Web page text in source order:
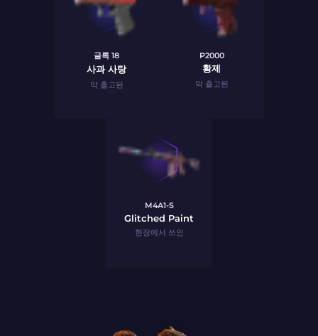
글록 18
사과 사탕
막 출고된
P2000
황제
막 출고된
M4A1-S
Glitched Paint
현장에서 쓰인